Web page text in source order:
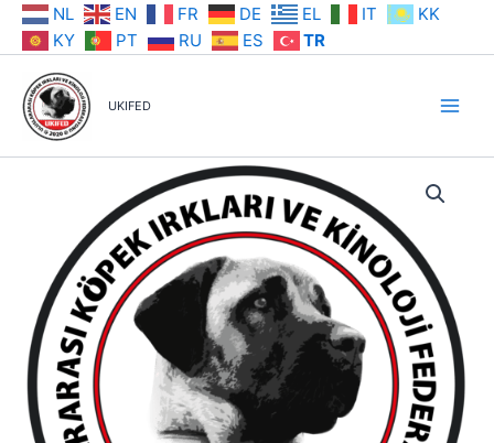
İçeriğe NL EN FR DE EL IT
KK
KY
PT RU ES TR
UKIFED